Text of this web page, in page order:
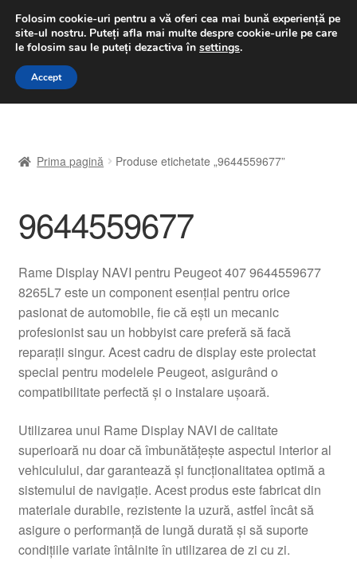
LIVRARE de la 33 lei
luni-vineri 9 a.m. - 4 p.m.031 229 6816
Sari
Sari
A lua legatura
Contul meu
Despre noi
Finalizare comandă
Livrare
Livrare în toată lumea
Plângere
Plățile
Politică de confidențialitate
Prima pagină Produse etichetate „9644559677”
9644559677
Rame Display NAVI pentru Peugeot 407 9644559677
8265L7 este un component esențial pentru orice
pasionat de automobile, fie că ești un mecanic
profesionist sau un hobbyist care preferă să facă
reparații singur. Acest cadru de display este proiectat
special pentru modelele Peugeot, asigurând o
compatibilitate perfectă și o instalare ușoară.
Utilizarea unui Rame Display NAVI de calitate
superioară nu doar că îmbunătățește aspectul interior al
vehiculului, dar garantează și funcționalitatea optimă a
sistemului de navigație. Acest produs este fabricat din
materiale durabile, rezistente la uzură, astfel încât să
asigure o performanță de lungă durată și să suporte
condițiile variate întâlnite în utilizarea de zi cu zi.
Folosim cookie-uri pentru a vă oferi cea mai bună experiență pe
site-ul nostru. Puteți afla mai multe despre cookie-urile pe care
le folosim sau le puteți dezactiva în settings.
Accept